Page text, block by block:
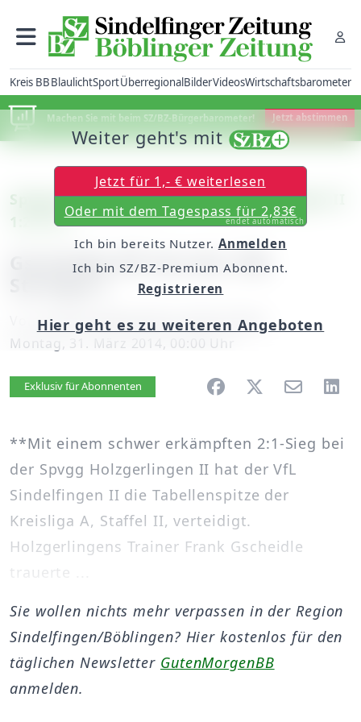
Kreis BBBlaulichtSportÜberregionalBilderVideosWirtschaftsbarometer
Machen Sie mit beim SZ/BZ-Bürgerbarometer! Jetzt abstimmen
Spvgg Holzgerlingen II – VfL Sindelfingen II
1:2 (1:1)
Gscheidle-Elf wie der VfB
Vonunserem Mitarbeiter Edip Zvizdiç
Montag, 31. März 2014, 00:00 Uhr
Artikel vorlesen
Exklusiv für Abonnenten
**Mit einem schwer erkämpften 2:1-Sieg bei
der Spvgg Holzgerlingen II hat der VfL
Sindelfingen II die Tabellenspitze der
Kreisliga A, Staffel II, verteidigt.
Holzgerlingens Trainer Frank Gscheidle
trauerte ...
Weiter geht's mit
Jetzt für 1,- € weiterlesen
Oder mit dem Tagespass für 2,83€
endet automatisch
Ich bin bereits Nutzer. Anmelden
Ich bin SZ/BZ-Premium Abonnent.
Registrieren
Hier geht es zu weiteren Angeboten
Sie wollen nichts mehr verpassen in der Region
Sindelfingen/Böblingen? Hier kostenlos für den
täglichen Newsletter GutenMorgenBB
anmelden.